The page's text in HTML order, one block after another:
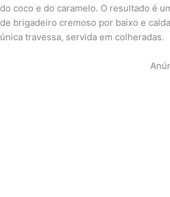
do coco e do caramelo. O resultado é
de brigadeiro cremoso por baixo e
única travessa, servida em colheradas.